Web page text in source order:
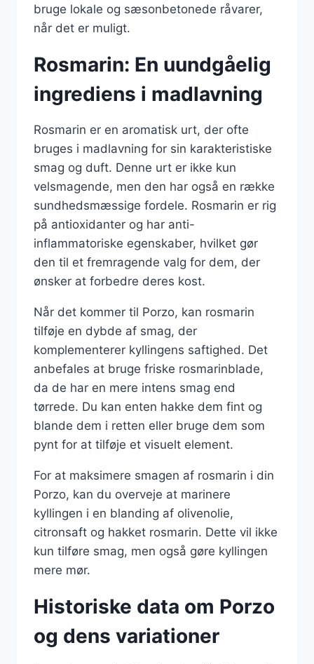
bruge lokale og sæsonbetonede råvarer,
når det er muligt.
Rosmarin: En uundgåelig
ingrediens i madlavning
Rosmarin er en aromatisk urt, der ofte
bruges i madlavning for sin karakteristiske
smag og duft. Denne urt er ikke kun
velsmagende, men den har også en række
sundhedsmæssige fordele. Rosmarin er rig
på antioxidanter og har anti-
inflammatoriske egenskaber, hvilket gør
den til et fremragende valg for dem, der
ønsker at forbedre deres kost.
Når det kommer til Porzo, kan rosmarin
tilføje en dybde af smag, der
komplementerer kyllingens saftighed. Det
anbefales at bruge friske rosmarinblade,
da de har en mere intens smag end
tørrede. Du kan enten hakke dem fint og
blande dem i retten eller bruge dem som
pynt for at tilføje et visuelt element.
For at maksimere smagen af rosmarin i din
Porzo, kan du overveje at marinere
kyllingen i en blanding af olivenolie,
citronsaft og hakket rosmarin. Dette vil ikke
kun tilføre smag, men også gøre kyllingen
mere mør.
Historiske data om Porzo
og dens variationer